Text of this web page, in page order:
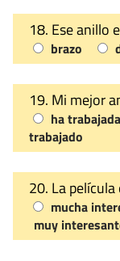
18. Ese anillo
brazo
19. Mi mejor
ha trabajada
trabajado
20. La
mucha
muy